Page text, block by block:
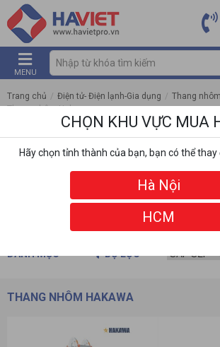
MENU
Trang chủ / Điện tử- Điện lạnh-Gia dụng / Thang nhôm
Thang nhôm Hakawa
DANH MỤC BỘ LỌC
THANG NHÔM HAKAWA
CHỌN KHU VỰC MUA
Hãy chọn tỉnh thành của bạn, bạn có thể
Hà Nội
HCM